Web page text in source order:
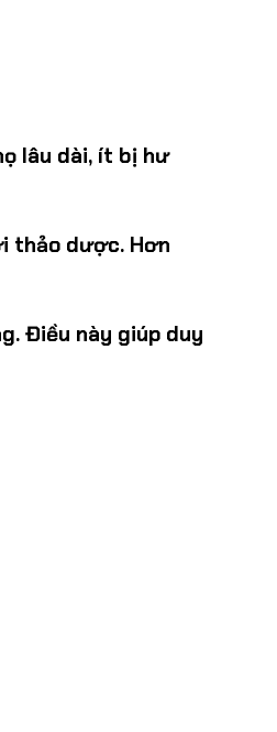
lâu dài, ít bị hư
thảo dược. Hơn
Điều này giúp duy